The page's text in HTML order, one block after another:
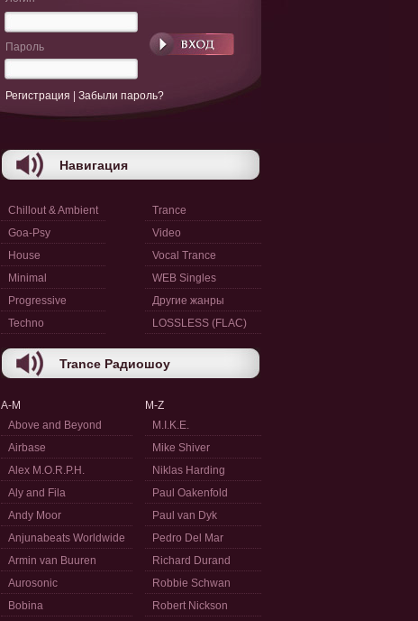
Пароль
Регистрация Забыли пароль?
Навигация
Chillout & Ambient
Goa-Psy
House
Minimal
Progressive
Techno
Trance
Video
Vocal Trance
WEB Singles
Другие жанры
LOSSLESS (FLAC)
Trance Радиошоу
A-M
Above and Beyond
Airbase
Alex M.O.R.P.H.
Aly and Fila
Andy Moor
Anjunabeats Worldwide
Armin van Buuren
Aurosonic
Bobina
M-Z
M.I.K.E.
Mike Shiver
Niklas Harding
Paul Oakenfold
Paul van Dyk
Pedro Del Mar
Richard Durand
Robbie Schwan
Robert Nickson